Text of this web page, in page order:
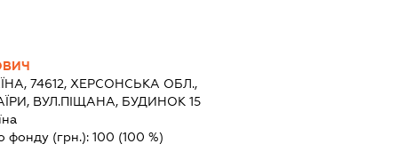
74612, ХЕРСОНСЬКА ОБЛ.,
ВУЛ.ПІЩАНА, БУДИНОК 15
фонду (грн.):100 (100 %)